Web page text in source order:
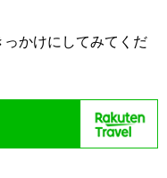
かけにしてみてくだ